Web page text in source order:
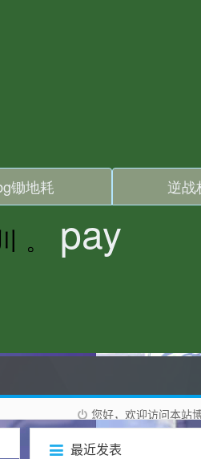
您好，欢迎访问本站
最近发表